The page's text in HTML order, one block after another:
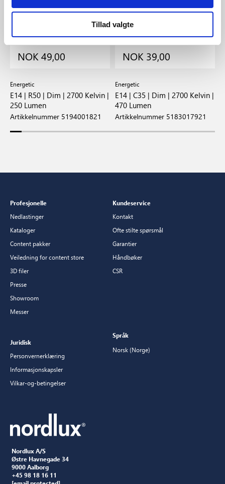
Tillad valgte
NOK 49,00
Energetic
E14 | R50 | Dim | 2700 Kelvin |
250 Lumen
Artikkelnummer 5194001821
NOK 39,00
Energetic
E14 | C35 | Dim | 2700 Kelvin |
470 Lumen
Artikkelnummer 5183017921
Nordlux A/S
Østre Havnegade 34
9000 Aalborg
+45 98 18 16 11
Profesjonelle
Nedlastinger
Kataloger
Content pakker
Veiledning for content store
3D filer
Presse
Showroom
Messer
Kundeservice
Kontakt
Ofte stilte spørsmål
Garantier
Håndbøker
CSR
Juridisk
Personvernerklæring
Informasjonskapsler
Vilkar-og-betingelser
Språk
Norsk (Norge)